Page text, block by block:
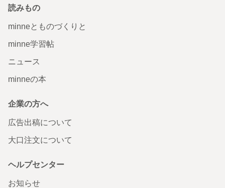
読みもの
minneとものづくりと
minne学習帖
ニュース
minneの本
企業の方へ
広告出稿について
大口注文について
ヘルプセンター
お知らせ